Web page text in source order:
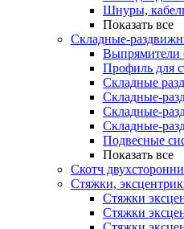
Шнуры,
Показать все
Складные-
Выпрямители
Профиль для
Складные
Складные-
Складные-
Складные-
Подвесные
Показать все
Скотч
Стяжки,
Cтяжки
Стяжки